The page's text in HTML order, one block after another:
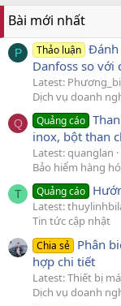
Bài mới nhất
P Thảo luận Đánh
Danfoss so với
Latest:
Dịch vụ doanh
Q Quảng cáo
inox, bột than
Latest: quanglan
Bảo hiểm hàng
T Quảng cáo
Latest:
Tin tức cập nhật
Chia sẻ Phân
hợp chi tiết
Latest: Thiết bị
Dịch vụ doanh